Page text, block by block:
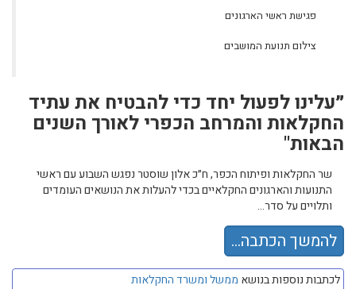
פגישת ראשי הארגונים
צילום תנועת המושבים
״עלינו לפעול יחד כדי להבטיח את עתיד
החקלאות והמרחב הכפרי לאורך השנים
הבאות"
שר החקלאות ופיתוח הכפר, ח״כ אלון שוסטר נפגש השבוע עם ראשי
התנועות והארגונים החקלאיים בכדי להעלות את הנושאים העומדים
ותלויים על סדר...
להמשך הכתבה...
לכתבות נוספות בנושא ממשל ומשרד החקלאות